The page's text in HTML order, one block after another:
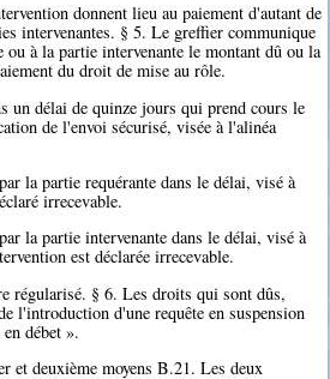
donnent lieu au paiement d'autant de
intervenantes. § 5. Le greffier communique
ou à la partie intervenante le montant dû ou la
du droit de mise au rôle.
un délai de quinze jours qui prend cours le
de l'envoi sécurisé, visée à l'alinéa
la partie requérante dans le délai, visé à
irrecevable.
la partie intervenante dans le délai, visé à
est déclarée irrecevable.
régularisé. § 6. Les droits qui sont dûs,
l'introduction d'une requête en suspension
débet ».
et deuxième moyens B.21. Les deux